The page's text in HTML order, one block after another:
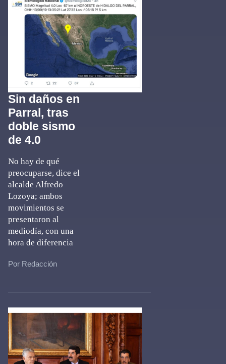
Sin daños en
Parral, tras
doble sismo
de 4.0
No hay de qué
preocuparse, dice el
alcalde Alfredo
Lozoya; ambos
movimientos se
presentaron al
mediodía, con una
hora de diferencia
Por Redacción